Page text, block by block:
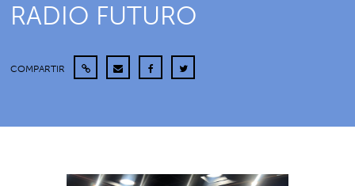
RADIO FUTURO
COMPARTIR